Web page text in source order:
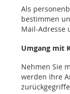
Als
bestimmen
Mail-Adresse
Umgang mit
Nehmen Sie
werden Ihre